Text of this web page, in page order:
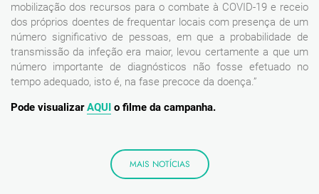
mobilização dos recursos para o combate à COVID-19 e receio
dos próprios doentes de frequentar locais com presença de um
número significativo de pessoas, em que a probabilidade de
transmissão da infeção era maior, levou certamente a que um
número importante de diagnósticos não fosse efetuado no
tempo adequado, isto é, na fase precoce da doença.”
Pode visualizarAQUI o filme da campanha.
MAIS NOTÍCIAS